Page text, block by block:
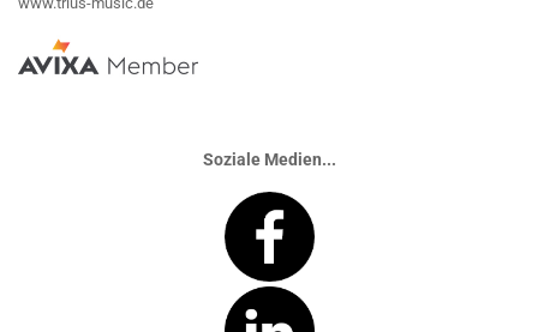
Soziale Medien...